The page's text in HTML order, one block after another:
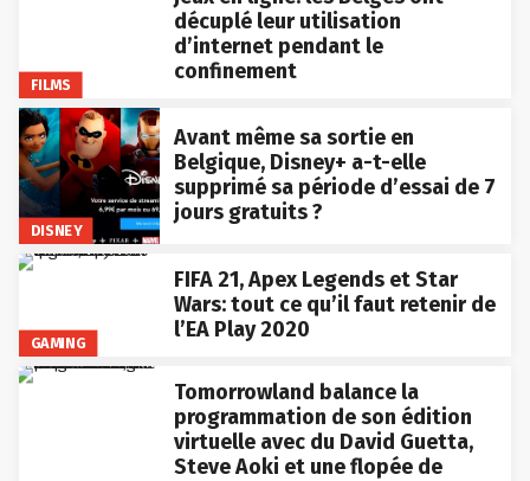
FILMS
décuplé leur utilisation
d’internet pendant le
confinement
DISNEY
Avant même sa sortie en
Belgique, Disney+ a-t-elle
supprimé sa période d’essai de 7
jours gratuits ?
GAMING
FIFA 21, Apex Legends et Star
Wars: tout ce qu’il faut retenir de
l’EA Play 2020
Tomorrowland balance la
programmation de son édition
virtuelle avec du David Guetta,
Steve Aoki et une flopée de